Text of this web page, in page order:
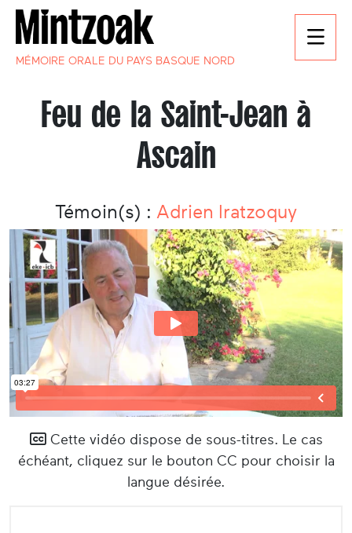
MÉMOIRE ORALE DU PAYS BASQUE NORD
Feu de la Saint-Jean à
Ascain
Témoin(s) : Adrien Iratzoquy
Cette vidéo dispose de sous-titres. Le cas
échéant, cliquez sur le bouton CC pour choisir la
langue désirée.